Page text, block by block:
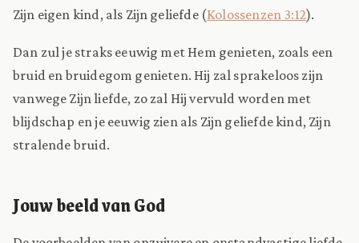
Zijn eigen kind, als Zijn geliefde (Kolossenzen 3:12).
Dan zul je straks eeuwig met Hem genieten, zoals een
bruid en bruidegom genieten. Hij zal sprakeloos zijn
vanwege Zijn liefde, zo zal Hij vervuld worden met
blijdschap en je eeuwig zien als Zijn geliefde kind, Zijn
stralende bruid.
Jouw beeld van God